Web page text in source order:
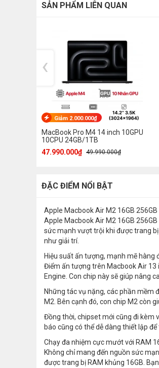
SẢN PHẨM LIÊN QUAN
Giảm 2.000.000₫
MacBook Pro M4 14 inch 10GPU
10CPU 24GB/1TB
47.990.000₫ 49.990.000₫
‹
ĐẶC ĐIỂM NỔI BẬT
Apple Macbook Air M2 16GB
Apple Macbook Air M2 16GB
sức mạnh vượt trội khi được trang
như giải trí.
Hiệu suất ấn tượng, mạnh mẽ hàng
Điểm ấn tượng trên Macbook Air 13
Engine. Con chip này sẽ giúp nâng
Những tác vụ nặng, các phần mềm
M2. Bên cạnh đó, con chip M2 còn
Đồng thời, chipset mới cũng đi kèm
báo cũng có thể dễ dàng thiết lập
Chạy đa nhiệm cực mướt với RAM
Không chỉ mang đến nguồn sức
được trang bị RAM khủng 16GB.